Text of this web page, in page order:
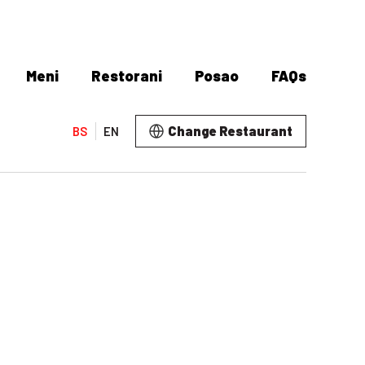
Meni Restorani Posao FAQs
BS EN Change Restaurant